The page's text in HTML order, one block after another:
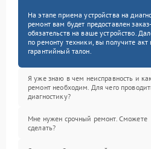
На этапе приема устройства на
ремонт вам будет предоставлен
обязательств на ваше устройство.
по ремонту техники, вы получите
гарантийный талон.
Я уже знаю в чем неисправность и
ремонт необходим. Для чего
диагностику?
Мне нужен срочный ремонт. Сможете
сделать?